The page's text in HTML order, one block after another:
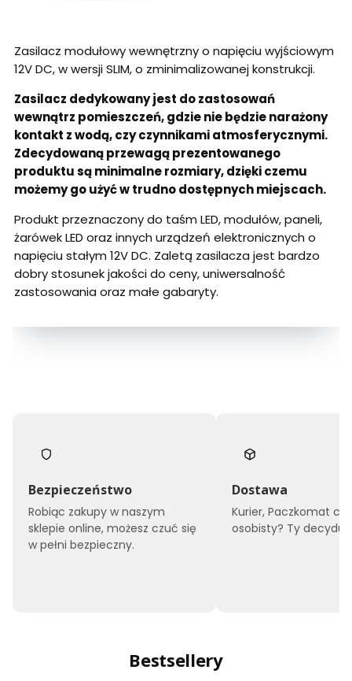
Zasilacz modułowy wewnętrzny o napięciu wyjściowym
12V DC, w wersji SLIM, o zminimalizowanej konstrukcji.
Zasilacz dedykowany jest do zastosowań
wewnątrz pomieszczeń, gdzie nie będzie narażony
kontakt z wodą, czy czynnikami atmosferycznymi.
Zdecydowaną przewagą prezentowanego
produktu są minimalne rozmiary, dzięki czemu
możemy go użyć w trudno dostępnych miejscach.
Produkt przeznaczony do taśm LED, modułów, paneli,
żarówek LED oraz innych urządzeń elektronicznych o
napięciu stałym 12V DC. Zaletą zasilacza jest bardzo
dobry stosunek jakości do ceny, uniwersalność
zastosowania oraz małe gabaryty.
Bezpieczeństwo
Robiąc zakupy w naszym
sklepie online, możesz czuć się
w pełni bezpieczny.
Dostawa
Kurier, Paczkomat
osobisty? Ty
Bestsellery